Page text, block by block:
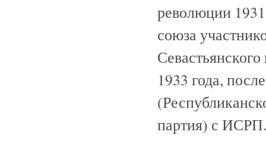
революции
союза
1933 года,
партия) с ИСРП.